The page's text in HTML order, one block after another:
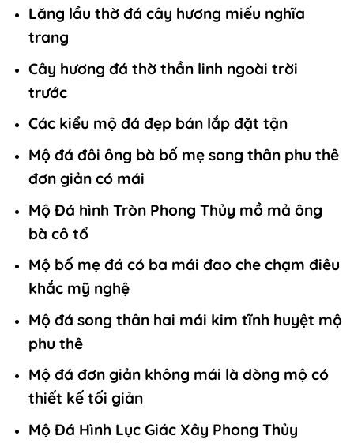
Lăng lầu thờ đá cây hương miếu nghĩa
trang
Cây hương đá thờ thần linh ngoài trời
trước
Các kiểu mộ đá đẹp bán lắp đặt tận
Mộ đá đôi ông bà bố mẹ song thân phu thê
đơn giản có mái
Mộ Đá hình Tròn Phong Thủy mồ mả ông
bà cô tổ
Mộ bố mẹ đá có ba mái đao che chạm điêu
khắc mỹ nghệ
Mộ đá song thân hai mái kim tĩnh huyệt mộ
phu thê
Mộ đá đơn giản không mái là dòng mộ có
thiết kế tối giản
Mộ Đá Hình Lục Giác Xây Phong Thủy